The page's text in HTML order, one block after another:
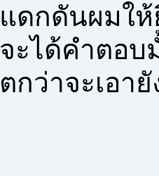
แดกดันผมให้
จะได้คำตอบ
ตกว่าจะเอา